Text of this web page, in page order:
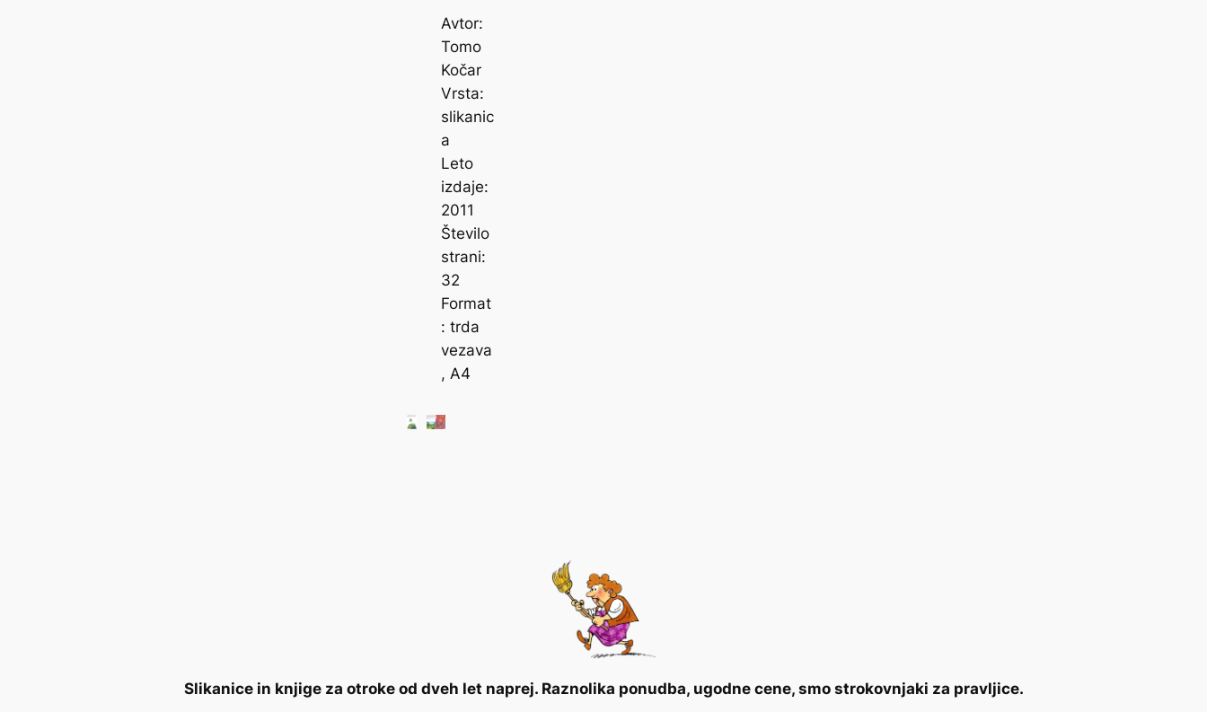
Avtor:
Tomo
Kočar
Vrsta:
slikanic
a
Leto
izdaje:
2011
Število
strani:
32
Format
: trda
vezava
, A4
Slikanice in knjige za otroke od dveh let naprej. Raznolika ponudba, ugodne cene, smo strokovnjaki za pravljice.